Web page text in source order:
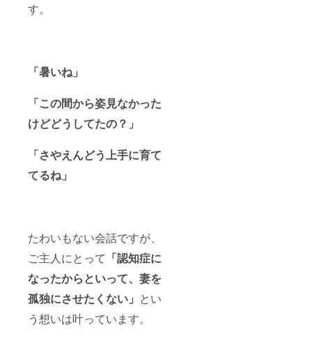
す。
「暑いね」
「この間から姿見なかった
けどどうしてたの？」
「さやえんどう上手に育て
てるね」
たわいもない会話ですが、
ご主人にとって 「認知症に
なったからといって、妻を
孤独にさせたくない」 とい
う想いは叶っています。